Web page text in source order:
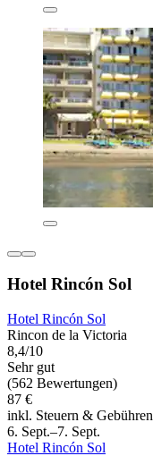
Hotel Rincón Sol
Hotel Rincón Sol
Rincon de la Victoria
8,4/10
Sehr gut
(562 Bewertungen)
87 €
inkl. Steuern & Gebühren
6. Sept.–7. Sept.
Hotel Rincón Sol